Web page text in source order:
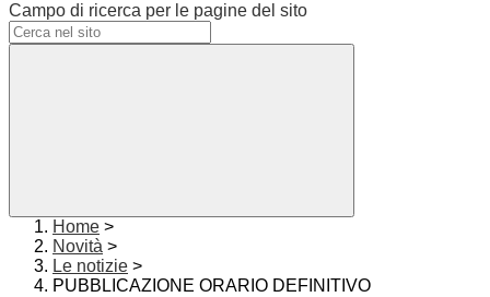
Campo di ricerca per le pagine del sito
Home >
Novità >
Le notizie >
PUBBLICAZIONE ORARIO DEFINITIVO